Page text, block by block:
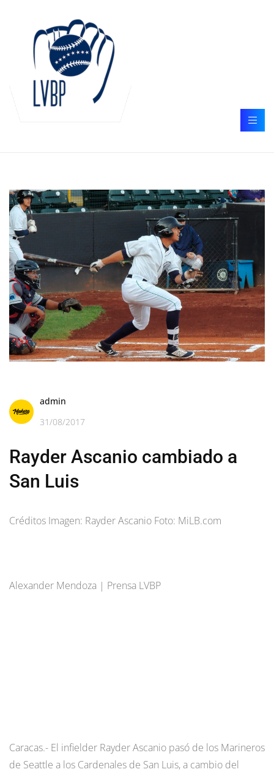
admin
31/08/2017
Rayder Ascanio cambiado a
San Luis
Créditos Imagen: Rayder Ascanio Foto: MiLB.com
Alexander Mendoza | Prensa LVBP
Caracas.- El infielder Rayder Ascanio pasó de los Marineros
de Seattle a los Cardenales de San Luis, a cambio del